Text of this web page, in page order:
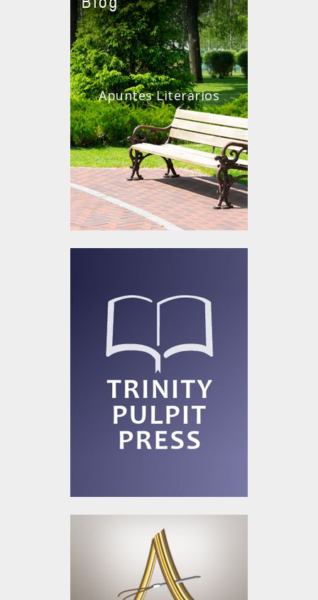
Apuntes Literarios